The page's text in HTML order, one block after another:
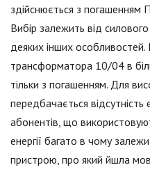
здійснюється з
Вибір залежить від
деяких інших
трансформатора 10/04 в
тільки з погашенням. Для
передбачається відсутність
абонентів, що
енергії багато в чому
пристрою, про який йшла